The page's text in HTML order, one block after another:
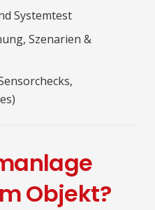
Systemtest
Szenarien &
Objekt?